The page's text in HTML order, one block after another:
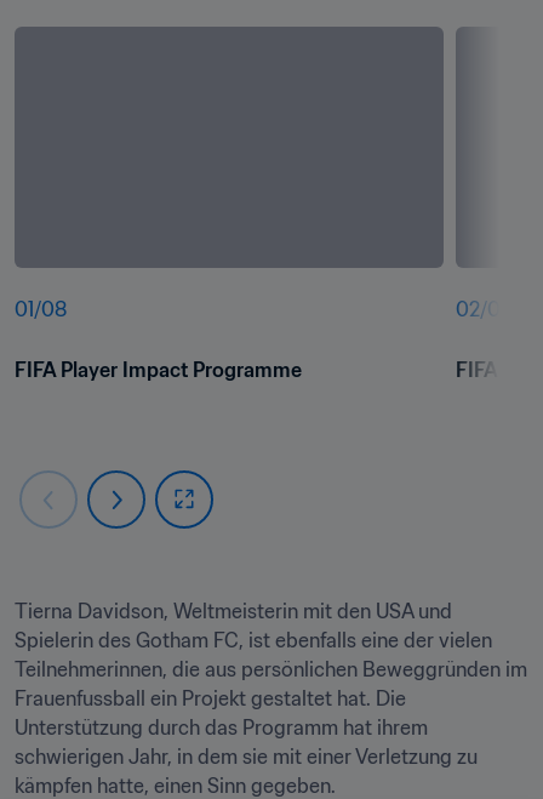
01 /08
FIFA Player Impact Programme
02/08
FIFA
Tierna Davidson, Weltmeisterin mit den USA und
Spielerin des Gotham FC, ist ebenfalls eine der vielen
Teilnehmerinnen, die aus persönlichen Beweggründen im
Frauenfussball ein Projekt gestaltet hat. Die
Unterstützung durch das Programm hat ihrem
schwierigen Jahr, in dem sie mit einer Verletzung zu
kämpfen hatte, einen Sinn gegeben.